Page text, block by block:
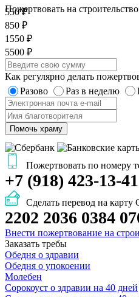
Пожертвовать на
550 ₽
850 ₽
1550 ₽
5500 ₽
Как регулярно делать
Разово
Раз в неделю
Помочь храму
Пожертвовать по номеру
+7 (918) 423-13-41
Сделать перевод на карту
2202 2036 0384
Внести пожертвование на
Заказать требы
Обедня о здравии
Обедня о упокоении
Молебен
Сорокоуст о здравии на 40 дней